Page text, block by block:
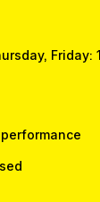
Friday: